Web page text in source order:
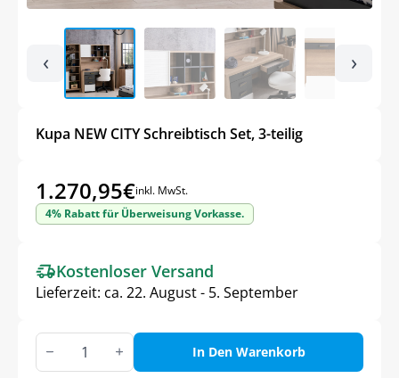
‹ ›
Kupa NEW CITY Schreibtisch Set, 3-teilig
1.270,95€inkl. MwSt.
4% Rabatt für Überweisung Vorkasse.
Kostenloser Versand
Lieferzeit: ca. 22. August - 5. September
Kupa
NEW
CITY
In Den Warenkorb